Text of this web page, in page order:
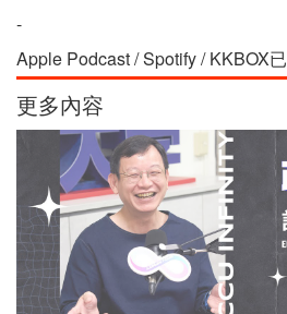
-
Apple Podcast / Spotify / KKBOX
更多內容